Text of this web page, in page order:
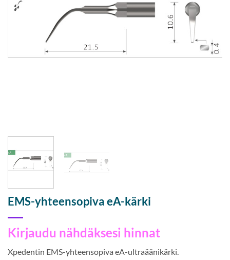
EMS-yhteensopiva eA-kärki
Kirjaudu nähdäksesi hinnat
Xpedentin EMS-yhteensopiva eA-ultraäänikärki.